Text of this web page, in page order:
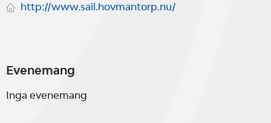
http://www.sail.hovmantorp.nu/
Evenemang
Inga evenemang